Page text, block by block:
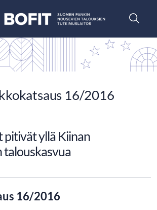
16/2016
pitivät yllä Kiinan
talouskasvua
16/2016